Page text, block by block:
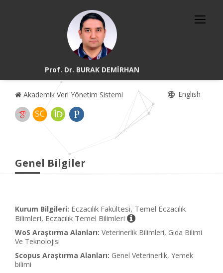
Prof. Dr. BURAK DEMİRHAN
Akademik Veri Yönetim Sistemi English
Genel Bilgiler
Kurum Bilgileri: Eczacılık Fakültesi, Temel Eczacılık
Bilimleri, Eczacılık Temel Bilimleri
WoS Araştırma Alanları: Veterinerlik Bilimleri, Gıda Bilimi
Ve Teknolojisi
Scopus Araştırma Alanları: Genel Veterinerlik, Yemek
bilimi